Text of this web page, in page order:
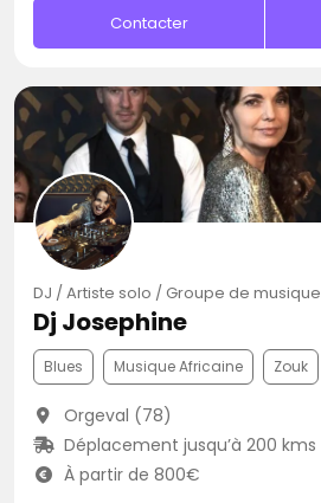
Contacter
DJ / Artiste solo / Groupe de musique
Dj Josephine
Blues Musique Africaine Zouk
Orgeval (78)
Déplacement jusqu’à 200 kms
À partir de 800€